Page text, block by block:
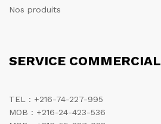
Nos produits
SERVICE COMMERCIAL
TEL : +216-74-227-995
MOB : +216-24-423-536